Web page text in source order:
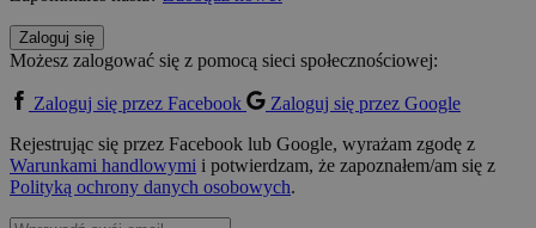
Zaloguj się
Możesz zalogować się z pomocą sieci społecznościowej:
Zaloguj się przez Facebook
Zaloguj się przez Google
Rejestrując się przez Facebook lub Google, wyrażam zgodę z
Warunkami handlowymi i potwierdzam, że zapoznałem/am się z
Polityką ochrony danych osobowych.